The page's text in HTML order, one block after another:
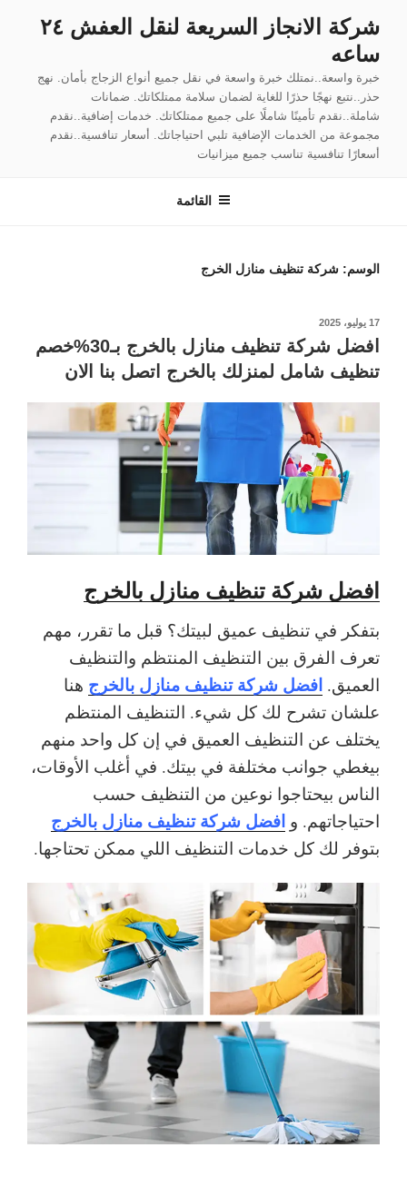
المحتوى
شركة الانجاز السريعة لنقل العفش ٢٤
ساعه
خبرة واسعة..نمتلك خبرة واسعة في نقل جميع أنواع الزجاج بأمان. نهج
حذر..نتبع نهجًا حذرًا للغاية لضمان سلامة ممتلكاتك. ضمانات
شاملة..نقدم تأمينًا شاملًا على جميع ممتلكاتك. خدمات إضافية..نقدم
مجموعة من الخدمات الإضافية تلبي احتياجاتك. أسعار تنافسية..نقدم
أسعارًا تنافسية تناسب جميع ميزانيات
القائمة
الوسم: شركة تنظيف منازل الخرج
نُشر
في
17 يوليو، 2025
افضل شركة تنظيف منازل بالخرج بـ30%خصم
تنظيف شامل لمنزلك بالخرج اتصل بنا الان
افضل شركة تنظيف منازل بالخرج
بتفكر في تنظيف عميق لبيتك؟ قبل ما تقرر، مهم
تعرف الفرق بين التنظيف المنتظم والتنظيف
العميق. افضل شركة تنظيف منازل بالخرج هنا
علشان تشرح لك كل شيء. التنظيف المنتظم
يختلف عن التنظيف العميق في إن كل واحد منهم
بيغطي جوانب مختلفة في بيتك. في أغلب الأوقات،
الناس بيحتاجوا نوعين من التنظيف حسب
احتياجاتهم. و افضل شركة تنظيف منازل بالخرج
بتوفر لك كل خدمات التنظيف اللي ممكن تحتاجها.